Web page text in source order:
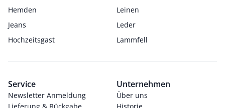
Hemden
Leinen
Jeans
Leder
Hochzeitsgast
Lammfell
Service
Newsletter Anmeldung
Unternehmen
Über uns